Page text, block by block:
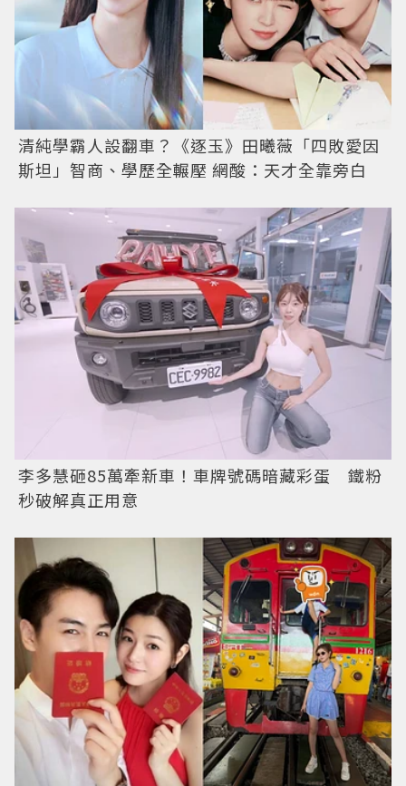
清純學霸人設翻車？《逐玉》田曦薇「四敗愛因
斯坦」智商、學歷全輾壓 網酸：天才全靠旁白
李多慧砸85萬牽新車！車牌號碼暗藏彩蛋 鐵粉
秒破解真正用意